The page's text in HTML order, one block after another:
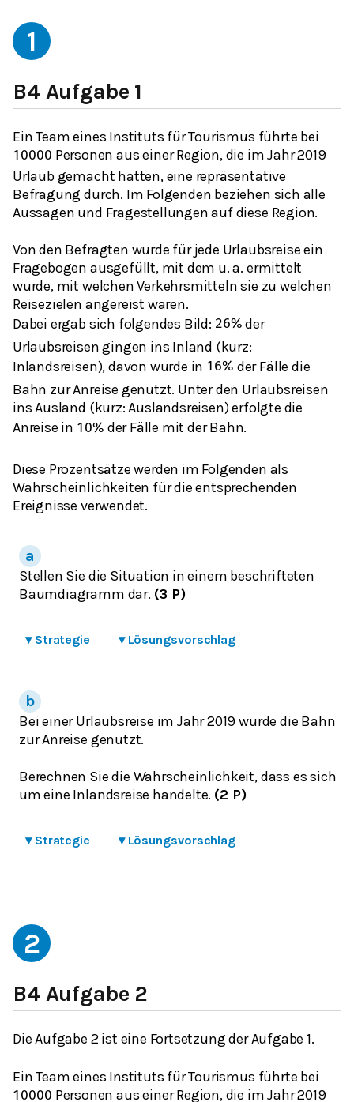
1
B4 Aufgabe 1
Ein Team eines Instituts für Tourismus führte bei
10000 Personen aus einer Region, die im Jahr 2019
Urlaub gemacht hatten, eine repräsentative
Befragung durch. Im Folgenden beziehen sich alle
Aussagen und Fragestellungen auf diese Region.
Von den Befragten wurde für jede Urlaubsreise ein
Fragebogen ausgefüllt, mit dem u. a. ermittelt
wurde, mit welchen Verkehrsmitteln sie zu welchen
Reisezielen angereist waren.
Dabei ergab sich folgendes Bild: 26% der
Urlaubsreisen gingen ins Inland (kurz:
Inlandsreisen), davon wurde in 16% der Fälle die
Bahn zur Anreise genutzt. Unter den Urlaubsreisen
ins Ausland (kurz: Auslandsreisen) erfolgte die
Anreise in 10% der Fälle mit der Bahn.
Diese Prozentsätze werden im Folgenden als
Wahrscheinlichkeiten für die entsprechenden
Ereignisse verwendet.
Stellen Sie die Situation in einem beschrifteten
Baumdiagramm dar. (3 P)
▾ Strategie ▾ Lösungsvorschlag
Bei einer Urlaubsreise im Jahr 2019 wurde die Bahn
zur Anreise genutzt.
Berechnen Sie die Wahrscheinlichkeit, dass es sich
um eine Inlandsreise handelte. (2 P)
▾ Strategie ▾ Lösungsvorschlag
2
B4 Aufgabe 2
Die Aufgabe 2 ist eine Fortsetzung der Aufgabe 1.
Ein Team eines Instituts für Tourismus führte bei
10000 Personen aus einer Region, die im Jahr 2019